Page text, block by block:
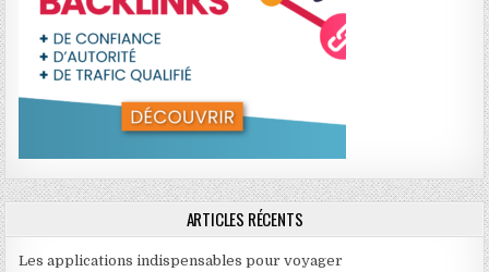
ARTICLES RÉCENTS
Les applications indispensables pour voyager